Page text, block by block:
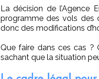
La décision de l’Agence
programme des vols des
donc des modifications
Que faire dans ces cas ?
sachant que la situation